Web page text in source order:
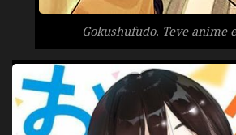
Gokushufudo. Teve anime